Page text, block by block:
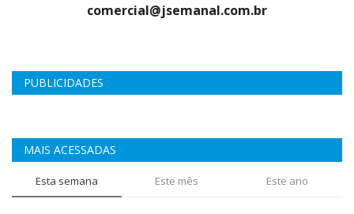
comercial@jsemanal.com.br
PUBLICIDADES
MAIS ACESSADAS
Esta semana Este mês Este ano